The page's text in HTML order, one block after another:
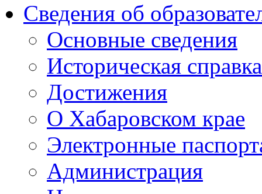
Сведения об
Основные сведения
Историческая справка
Достижения
О Хабаровском крае
Электронные
Администрация